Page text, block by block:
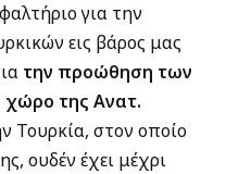
για την
εις βάρος μας
την προώθηση των
χώρο της Ανατ.
Τουρκία, στον οποίο
ουδέν έχει μέχρι